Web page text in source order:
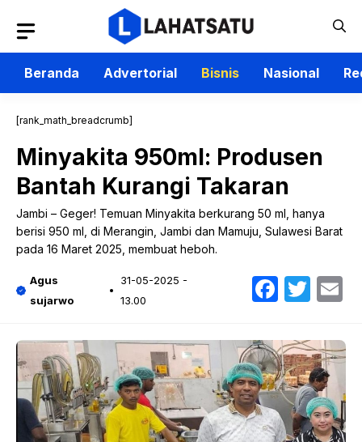
isi
Beranda
Advertorial Bisnis Nasional
[rank_math_breadcrumb]
Minyakita 950ml: Produsen
Bantah Kurangi Takaran
Jambi – Geger! Temuan Minyakita berkurang 50 ml, hanya
berisi 950 ml, di Merangin, Jambi dan Mamuju, Sulawesi Barat
pada 16 Maret 2025, membuat heboh.
Agus
sujarwo
31-05-2025 -
13.00